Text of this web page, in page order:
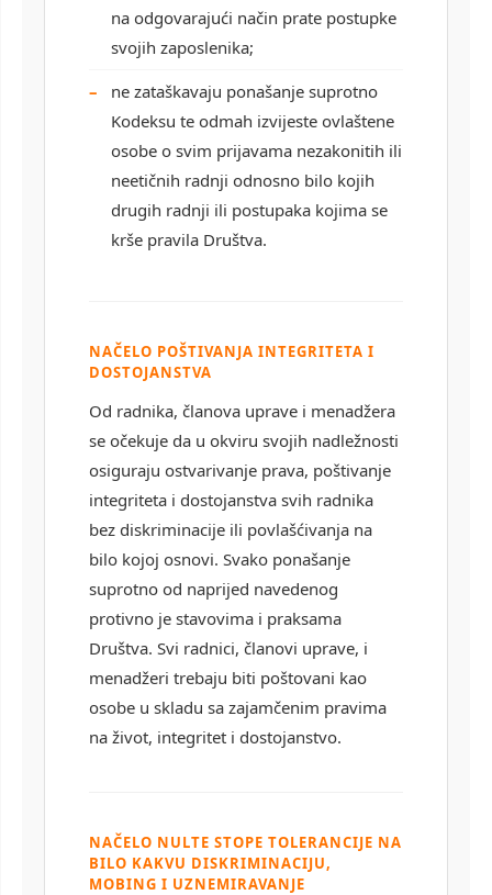
na odgovarajući način prate postupke
svojih zaposlenika;
ne zataškavaju ponašanje suprotno
Kodeksu te odmah izvijeste ovlaštene
osobe o svim prijavama nezakonitih ili
neetičnih radnji odnosno bilo kojih
drugih radnji ili postupaka kojima se
krše pravila Društva.
NAČELO POŠTIVANJA INTEGRITETA I
DOSTOJANSTVA
Od radnika, članova uprave i menadžera
se očekuje da u okviru svojih nadležnosti
osiguraju ostvarivanje prava, poštivanje
integriteta i dostojanstva svih radnika
bez diskriminacije ili povlašćivanja na
bilo kojoj osnovi. Svako ponašanje
suprotno od naprijed navedenog
protivno je stavovima i praksama
Društva. Svi radnici, članovi uprave, i
menadžeri trebaju biti poštovani kao
osobe u skladu sa zajamčenim pravima
na život, integritet i dostojanstvo.
NAČELO NULTE STOPE TOLERANCIJE NA
BILO KAKVU DISKRIMINACIJU,
MOBING I UZNEMIRAVANJE